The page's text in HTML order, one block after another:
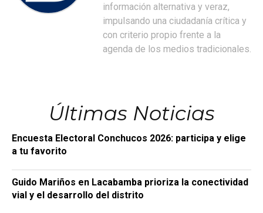
información alternativa y veraz,
impulsando una ciudadanía crítica y
con criterio propio frente a la
agenda de los medios tradicionales.
Últimas Noticias
Encuesta Electoral Conchucos 2026: participa y elige
a tu favorito
Guido Mariños en Lacabamba prioriza la conectividad
vial y el desarrollo del distrito